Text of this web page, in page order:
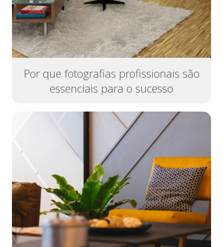
Por que fotografias profissionais são
essenciais para o sucesso